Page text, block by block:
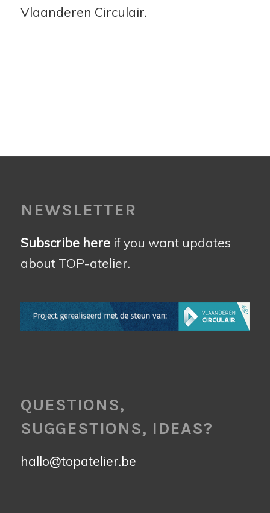
Vlaanderen Circulair.
NEWSLETTER
Subscribe hereif you want updates
about TOP-atelier.
QUESTIONS,
SUGGESTIONS, IDEAS?
hallo@topatelier.be